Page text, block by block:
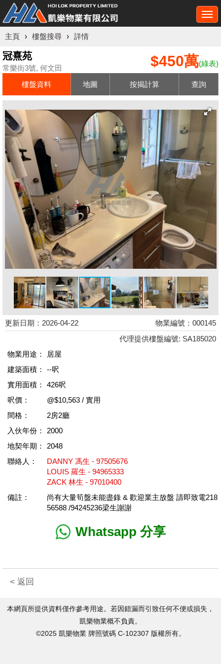
主頁 › 樓盤搜尋 › 詳情
冠熹苑
常樂街3號, 何文田 $450萬(綠表)
樓盤資料 地圖 按揭計算 查詢
更新日期：2026-04-22
物業編號：000145
代理提供樓盤編號: SA185020
物業用途：
居屋
建築面積：
--呎
實用面積：
426呎
呎價：
@$10,563 / 實用
間格：
2房2廳
入伙年份：
2000
地契年期：
2048
聯絡人：
DANNY 馮生 - 97505676
LOUIS 羅生 - 94965333
ZACK 林生 - 97010400
備註：
尚有大量筍盤未能盡錄 & 歡迎業主放盤 請即致電218
56588 /94245236梁生謝謝
Whatsapp 分享
< 返回
本網頁所提供資料僅作參考用途。若因錯漏而引致任何不便或損失，
凱樂物業概不負責。
©2025 凱樂物業 牌照號碼 C-102307 版權所有。